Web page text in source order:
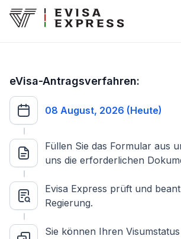
eVisa-Antragsverfahren:
08 August, 2026 (Heute)
Füllen Sie das Formular aus
uns die erforderlichen
Evisa Express prüft und
Regierung.
Sie können Ihren